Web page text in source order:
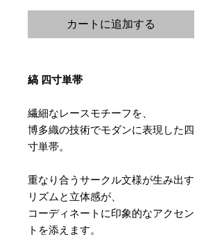
カートに追加する
縞 四寸単帯
繊細なレースモチーフを、
博多織の技術でモダンに表現した四
寸単帯。
重なり合うサークル文様が生み出す
リズムと立体感が、
コーディネートに印象的なアクセン
トを添えます。